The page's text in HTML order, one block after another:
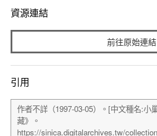
資源連結
前往原始連結
引用